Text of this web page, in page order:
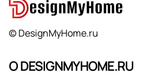
© DesignMyHome.ru
О DESIGNMYHOME.RU